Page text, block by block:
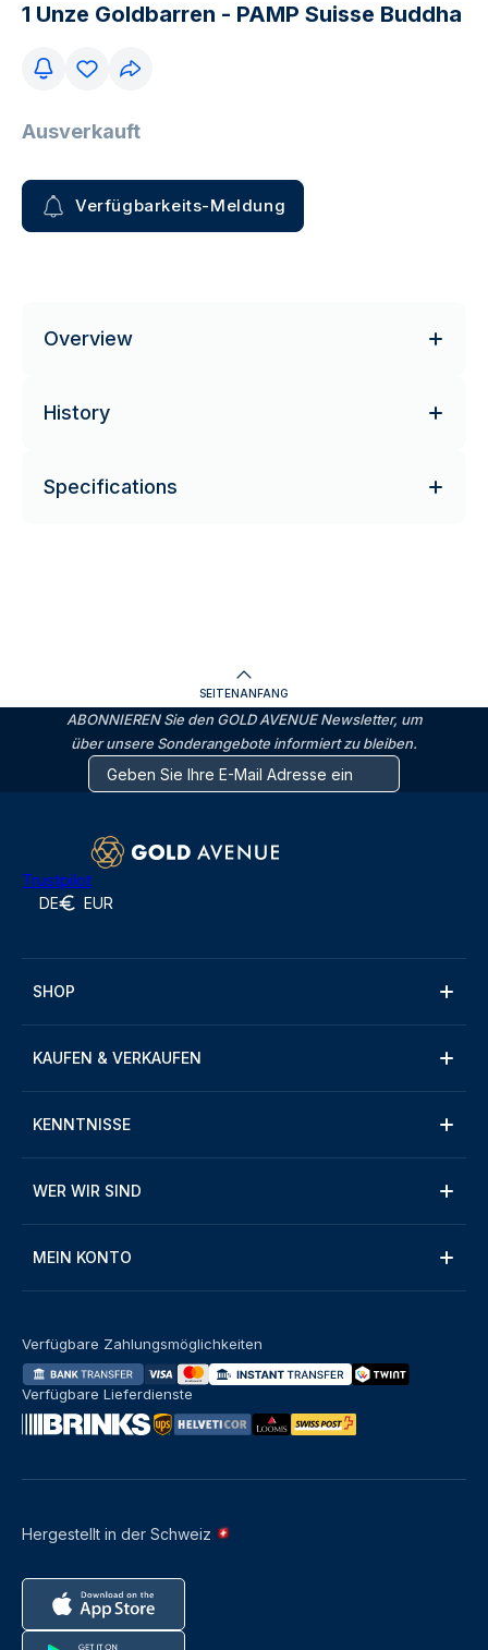
1 Unze Goldbarren - PAMP Suisse Buddha
Ausverkauft
Verfügbarkeits-Meldung
Overview
History
Specifications
SEITENANFANG
ABONNIEREN Sie den GOLD AVENUE Newsletter, um
über unsere Sonderangebote informiert zu bleiben.
Trustpilot
DE EUR
SHOP
KAUFEN & VERKAUFEN
KENNTNISSE
WER WIR SIND
MEIN KONTO
Hergestellt in der Schweiz
Verfügbare Zahlungsmöglichkeiten
Verfügbare Lieferdienste